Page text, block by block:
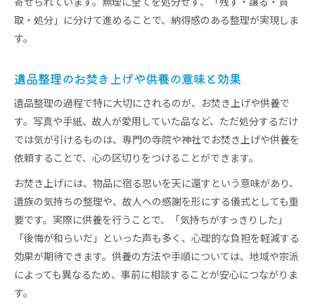
取・処分」に分けて進めることで、納得感のある整理が実現しま
す。
遺品整理のお焚き上げや供養の意味と効果
遺品整理の過程で特に大切にされるのが、お焚き上げや供養で
す。写真や手紙、故人が愛用していた品など、ただ処分するだけ
では気が引けるものは、専門の寺院や神社でお焚き上げや供養を
依頼することで、心の区切りをつけることができます。
お焚き上げには、物品に宿る思いを天に還すという意味があり、
遺族の気持ちの整理や、故人への感謝を形にする儀式としても重
要です。実際に供養を行うことで、「気持ちがすっきりした」
「後悔が和らいだ」といった声も多く、心理的な負担を軽減する
効果が期待できます。供養の方法や手順については、地域や宗派
によっても異なるため、事前に相談することが安心につながりま
す。